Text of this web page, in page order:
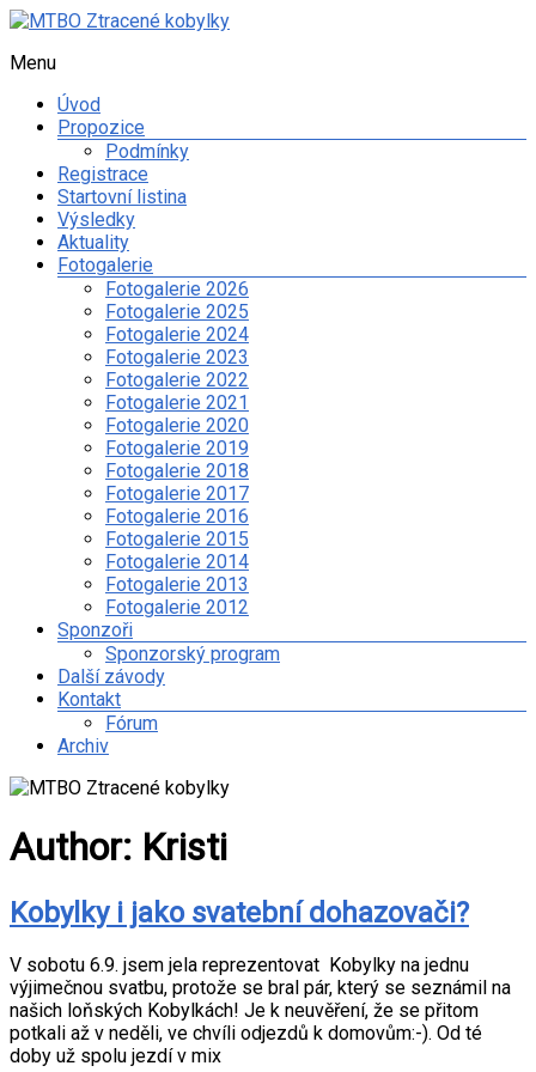
Skip
content
MTBO
Ztracené
kobylky
Web
organizaci
orientačního
závodu
sportovních
aktivitách
Menu
Úvod
Propozice
Podmínky
Registrace
Startovní listina
Výsledky
Aktuality
Fotogalerie
Fotogalerie 2026
Fotogalerie 2025
Fotogalerie 2024
Fotogalerie 2023
Fotogalerie 2022
Fotogalerie 2021
Fotogalerie 2020
Fotogalerie 2019
Fotogalerie 2018
Fotogalerie 2017
Fotogalerie 2016
Fotogalerie 2015
Fotogalerie 2014
Fotogalerie 2013
Fotogalerie 2012
Sponzoři
Sponzorský program
Další závody
Kontakt
Fórum
Archiv
Author: Kristi
Kobylky i jako svatební dohazovači?
V sobotu 6.9. jsem jela reprezentovat Kobylky na jednu
výjimečnou svatbu, protože se bral pár, který se seznámil na
našich loňských Kobylkách! Je k neuvěření, že se přitom
potkali až v neděli, ve chvíli odjezdů k domovům:-). Od té
doby už spolu jezdí v mix